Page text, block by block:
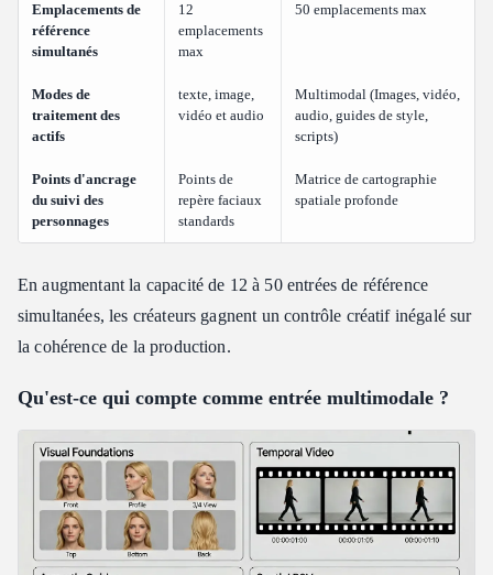
Emplacements de
référence
simultanés
12
emplacements
max
50 emplacements max
Modes de
traitement des
actifs
texte, image,
vidéo et audio
Multimodal (Images, vidéo,
audio, guides de style,
scripts)
Points d'ancrage
du suivi des
personnages
Points de
repère faciaux
standards
Matrice de cartographie
spatiale profonde
En augmentant la capacité de 12 à 50 entrées de référence
simultanées, les créateurs gagnent un contrôle créatif inégalé sur
la cohérence de la production.
Qu'est-ce qui compte comme entrée multimodale ?